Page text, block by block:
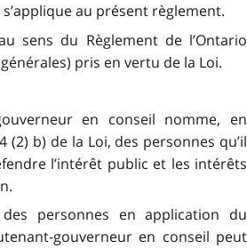
au présent règlement.
sens du Règlement de l’Ontario
pris en vertu de la Loi.
en conseil nomme, en
(2) b) de la Loi, des personnes qu’il
l’intérêt public et les intérêts
personnes en application du
gouverneur en conseil peut